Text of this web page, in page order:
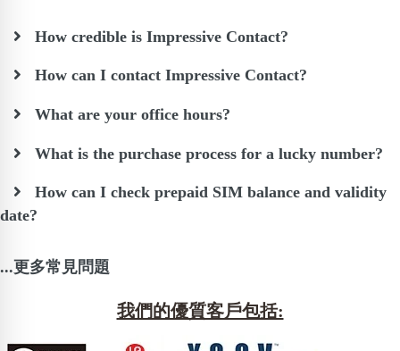
How credible is Impressive Contact?
How can I contact Impressive Contact?
What are your office hours?
What is the purchase process for a lucky number?
How can I check prepaid SIM balance and validity
date?
...更多常見問題
我們的優質客戶包括: